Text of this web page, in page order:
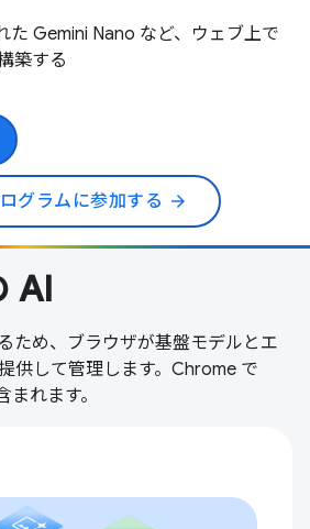
た Gemini Nano など、ウェブ上で
築する
グラムに参加する arrow_forward
AI
ため、ブラウザが基盤モデルとエ
供して管理します。Chrome で
れます。